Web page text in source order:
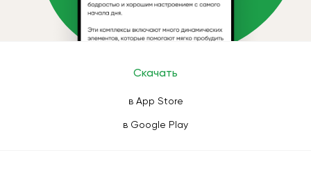
Скачать
в App Store
в Google Play